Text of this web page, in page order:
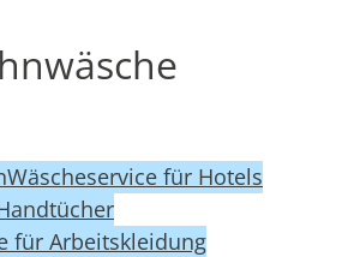
Wäscheservice für Hotels
für Arbeitskleidung